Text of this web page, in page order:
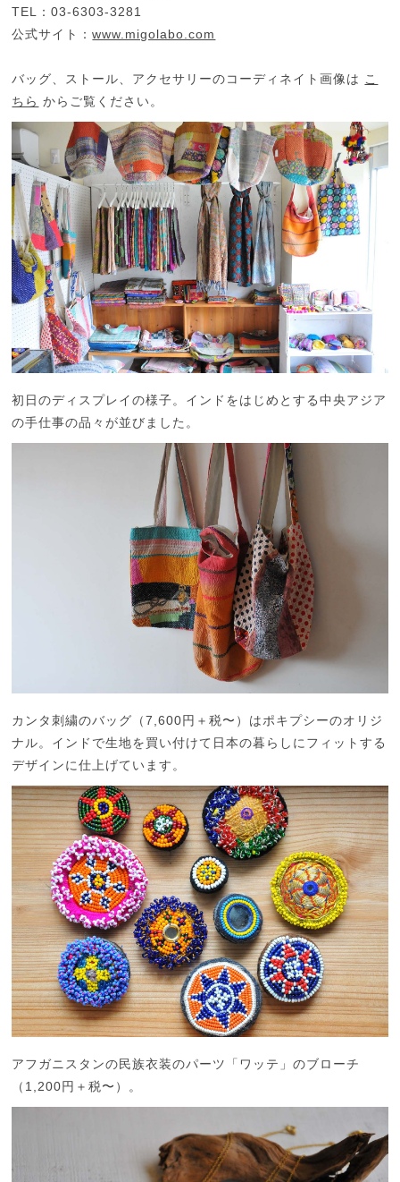
TEL：03-6303-3281
公式サイト：www.migolabo.com
バッグ、ストール、アクセサリーのコーディネイト画像は こ
ちら からご覧ください。
初日のディスプレイの様子。インドをはじめとする中央アジア
の手仕事の品々が並びました。
カンタ刺繍のバッグ（7,600円＋税〜）はポキプシーのオリジ
ナル。インドで生地を買い付けて日本の暮らしにフィットする
デザインに仕上げています。
アフガニスタンの民族衣装のパーツ「ワッテ」のブローチ
（1,200円＋税〜）。